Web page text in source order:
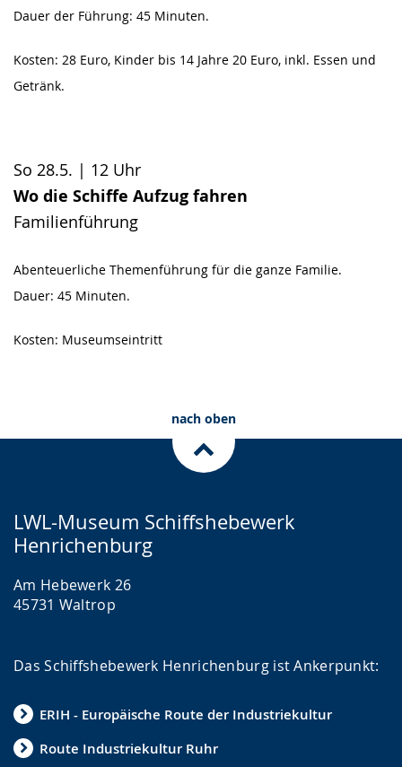
Dauer der Führung: 45 Minuten.
Kosten: 28 Euro, Kinder bis 14 Jahre 20 Euro, inkl. Essen und
Getränk.
So 28.5. | 12 Uhr
Wo die Schiffe Aufzug fahren
Familienführung
Abenteuerliche Themenführung für die ganze Familie.
Dauer: 45 Minuten.
Kosten: Museumseintritt
nach oben
LWL-Museum Schiffshebewerk
Henrichenburg
Am Hebewerk 26
45731 Waltrop
Das Schiffshebewerk Henrichenburg ist Ankerpunkt:
ERIH - Europäische Route der Industriekultur
Route Industriekultur Ruhr